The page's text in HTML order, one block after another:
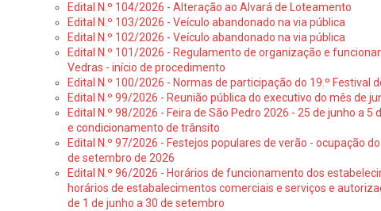
Edital N.º 104/2026 - Alteração ao Alvará de Loteamento
Edital N.º 103/2026 - Veículo abandonado na via pública
Edital N.º 102/2026 - Veículo abandonado na via pública
Edital N.º 101/2026 - Regulamento de organização e
Vedras - início de procedimento
Edital N.º 100/2026 - Normas de participação do 19.º Festival
Edital N.º 99/2026 - Reunião pública do executivo do mês de
Edital N.º 98/2026 - Feira de São Pedro 2026 - 25 de junho a
e condicionamento de trânsito
Edital N.º 97/2026 - Festejos populares de verão - ocupação
de setembro de 2026
Edital N.º 96/2026 - Horários de funcionamento dos
horários de estabalecimentos comerciais e serviços e
de 1 de junho a 30 de setembro